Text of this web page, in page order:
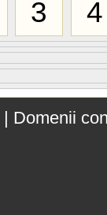
3 4
| Domenii